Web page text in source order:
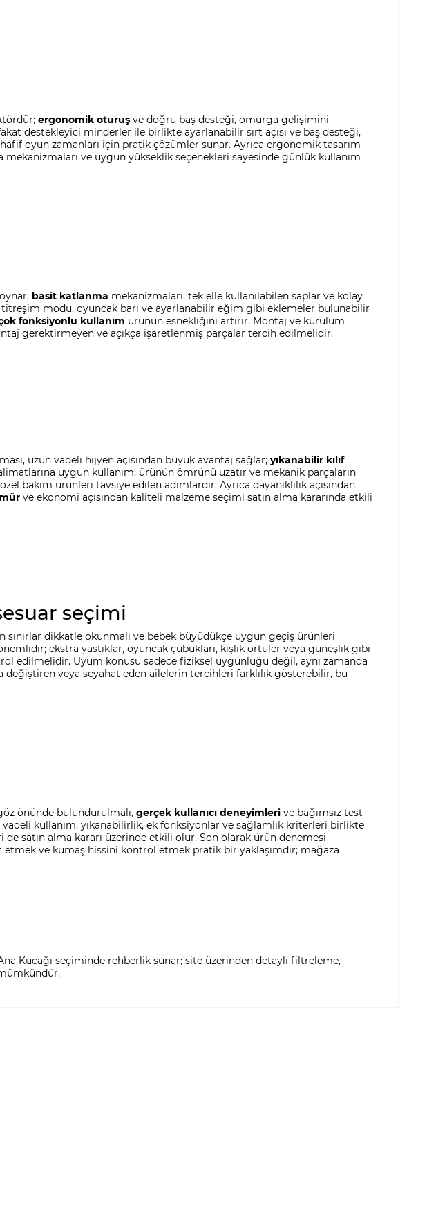
ergonomik oturuş ve doğru baş desteği, omurga gelişimini
destekleyici minderler ile birlikte ayarlanabilir sırt açısı ve baş desteği,
oyun zamanları için pratik çözümler sunar. Ayrıca ergonomik tasarım
ve uygun yükseklik seçenekleri sayesinde günlük kullanım
basit katlanma mekanizmaları, tek elle kullanılabilen saplar ve kolay
modu, oyuncak barı ve ayarlanabilir eğim gibi eklemeler bulunabilir
fonksiyonlu kullanım ürünün esnekliğini artırır. Montaj ve kurulum
gerektirmeyen ve açıkça işaretlenmiş parçalar tercih edilmelidir.
uzun vadeli hijyen açısından büyük avantaj sağlar; yıkanabilir kılıf
uygun kullanım, ürünün ömrünü uzatır ve mekanik parçaların
bakım ürünleri tavsiye edilen adımlardır. Ayrıca dayanıklılık açısından
ve ekonomi açısından kaliteli malzeme seçimi satın alma kararında etkili
seçimi
sınırlar dikkatle okunmalı ve bebek büyüdükçe uygun geçiş ürünleri
ekstra yastıklar, oyuncak çubukları, kışlık örtüler veya güneşlik gibi
edilmelidir. Uyum konusu sadece fiziksel uygunluğu değil, aynı zamanda
değiştiren veya seyahat eden ailelerin tercihleri farklılık gösterebilir, bu
önünde bulundurulmalı, gerçek kullanıcı deneyimleri ve bağımsız test
kullanım, yıkanabilirlik, ek fonksiyonlar ve sağlamlık kriterleri birlikte
satın alma kararı üzerinde etkili olur. Son olarak ürün denemesi
ve kumaş hissini kontrol etmek pratik bir yaklaşımdır; mağaza
Kucağı seçiminde rehberlik sunar; site üzerinden detaylı filtreleme,